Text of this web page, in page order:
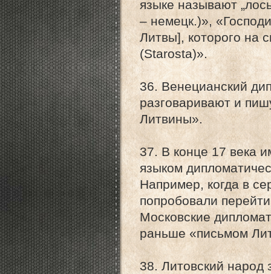
языке называют
– немецк.)»,
Литвы], которого на
(Starosta)».
36. Венецианский
разговаривают и
Литвины».
37. В конце 17 века
языком
Например, когда в
попробовали
Московские
раньше «письмом
38. Литовский народ